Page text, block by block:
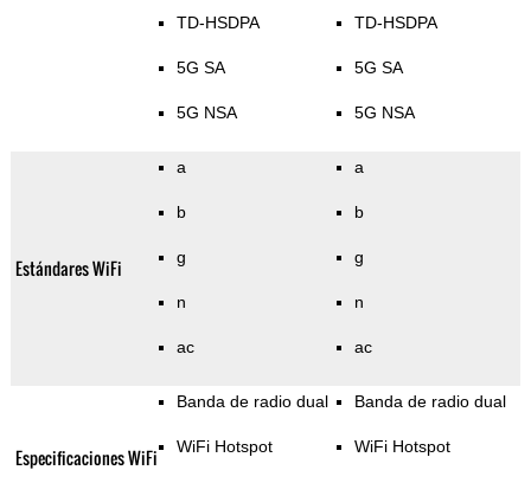
TD-HSDPA
5G SA
5G NSA
TD-HSDPA
5G SA
5G NSA
Estándares WiFi
a
b
g
n
ac
a
b
g
n
ac
Especificaciones WiFi
Banda de radio dual
WiFi Hotspot
Banda de radio dual
WiFi Hotspot